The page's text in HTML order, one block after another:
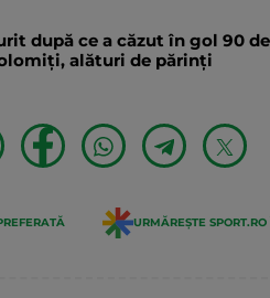
după ce a căzut în gol 90
alături de părinți
URMĂREȘTE